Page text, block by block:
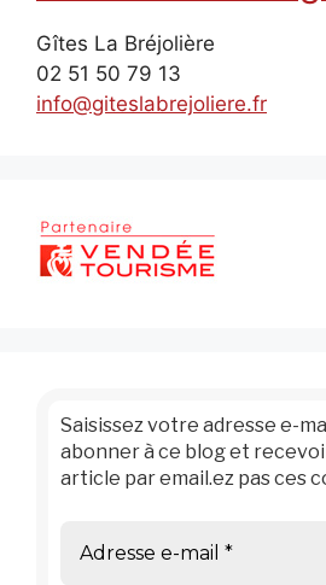
Gîtes La Bréjolière
02 51 50 79 13
info@giteslabrejoliere.fr
Saisissez votre adresse e-
abonner à ce blog et
article par email.ez pas ces